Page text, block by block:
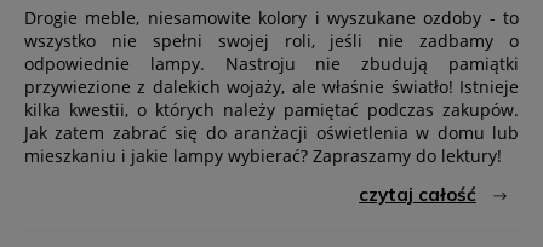
Drogie meble, niesamowite kolory i wyszukane ozdoby - to
wszystko nie spełni swojej roli, jeśli nie zadbamy o
odpowiednie lampy. Nastroju nie zbudują pamiątki
przywiezione z dalekich wojaży, ale właśnie światło! Istnieje
kilka kwestii, o których należy pamiętać podczas zakupów.
Jak zatem zabrać się do aranżacji oświetlenia w domu lub
mieszkaniu i jakie lampy wybierać? Zapraszamy do lektury!
czytaj całość